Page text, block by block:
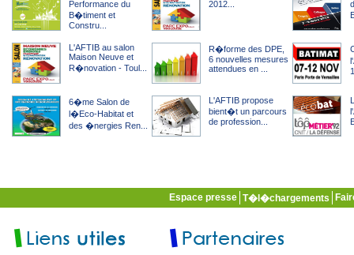
Performance du
B�timent et
Constru...
2012...
L'AFTIB au salon
Maison Neuve et
R�novation - Toul...
R�forme des DPE,
6 nouvelles mesures
attendues en ...
6�me Salon de
l�Eco-Habitat et
des �nergies Ren...
L'AFTIB propose
bient�t un parcours
de profession...
Espace presse T�l�chargements